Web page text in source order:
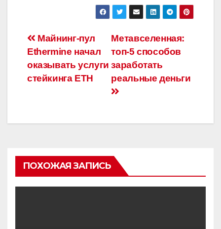
Навигация
по
записям
Метавселенная:
топ-5 способов
заработать
реальные деньги
Майнинг-пул
Ethermine начал
оказывать услуги
стейкинга ETH
ПОХОЖАЯ ЗАПИСЬ